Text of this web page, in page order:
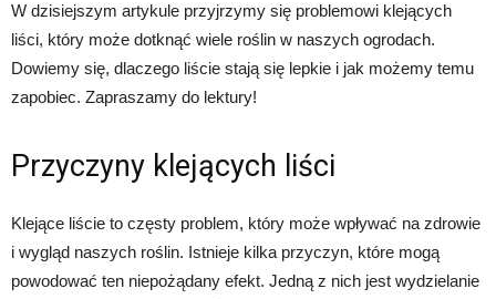
W dzisiejszym artykule przyjrzymy się problemowi klejących
liści, który może dotknąć wiele roślin w naszych ogrodach.
Dowiemy się, dlaczego liście stają się lepkie i jak możemy temu
zapobiec. Zapraszamy do lektury!
Przyczyny klejących liści
Klejące liście to częsty problem, który może wpływać na zdrowie
i wygląd naszych roślin. Istnieje kilka przyczyn, które mogą
powodować ten niepożądany efekt. Jedną z nich jest wydzielanie